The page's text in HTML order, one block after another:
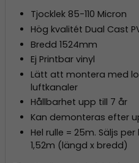
Tjocklek 85-110 Micron
Hög kvalitét Dual Cast
Bredd 1524mm
Ej Printbar vinyl
Lätt att montera med
luftkanaler
Hållbarhet upp till 7 år
Kan demonteras efter
Hel rulle = 25m. Säljs
1,52m (längd x bredd)